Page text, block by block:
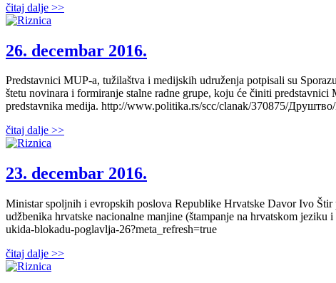
čitaj dalje >>
26. decembar 2016.
Predstavnici MUP-a, tužilaštva i medijskih udruženja potpisali su
štetu novinara i formiranje stalne radne grupe, koju će činiti
predstavnika medija. http://www.politika.rs/scc/clanak/370875/
čitaj dalje >>
23. decembar 2016.
Ministar spoljnih i evropskih poslova Republike Hrvatske Davor Ivo
udžbenika hrvatske nacionalne manjine (štampanje na hrvatskom
ukida-blokadu-poglavlja-26?meta_refresh=true
čitaj dalje >>